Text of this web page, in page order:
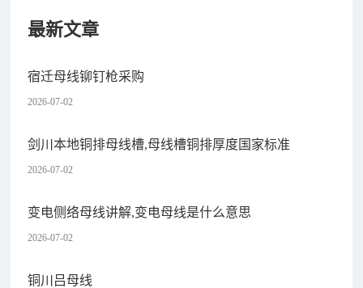
最新文章
宿迁母线铆钉枪采购
2026-07-02
剑川本地铜排母线槽,母线槽铜排厚度国家标准
2026-07-02
变电侧络母线讲解,变电母线是什么意思
2026-07-02
铜川吕母线